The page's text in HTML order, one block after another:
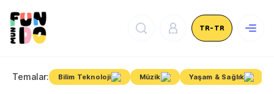
TR-TR
Temalar: Bilim Teknoloji Müzik Yaşam & Sağlık